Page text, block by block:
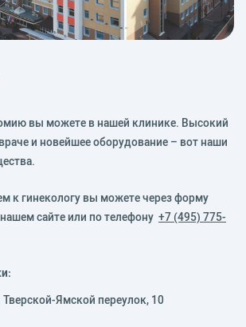
вы можете в нашей клинике. Высокий
и новейшее оборудование – вот наши
к гинекологу вы можете через форму
сайте или по телефону +7 (495) 775-
Ямской переулок, 10